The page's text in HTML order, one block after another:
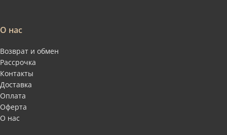
О нас
Возврат и обмен
Рассрочка
Контакты
Доставка
Оплата
Оферта
О нас